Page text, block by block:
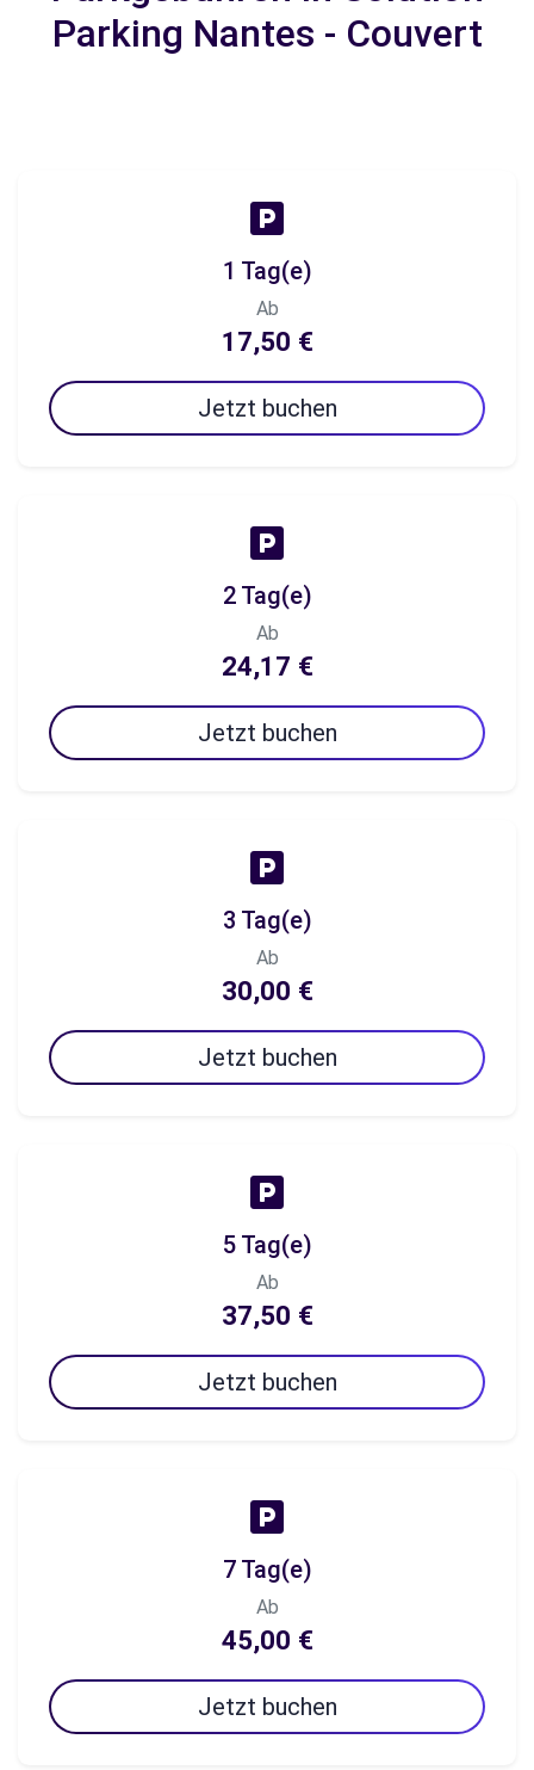
Parking Nantes - Couvert
1 Tag(e)
Ab
17,50 €
Jetzt buchen
2 Tag(e)
Ab
24,17 €
Jetzt buchen
3 Tag(e)
Ab
30,00 €
Jetzt buchen
5 Tag(e)
Ab
37,50 €
Jetzt buchen
7 Tag(e)
Ab
45,00 €
Jetzt buchen